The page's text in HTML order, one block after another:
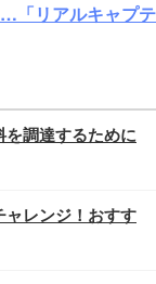
「リアルキャプテ
調達するために
レンジ！おすす